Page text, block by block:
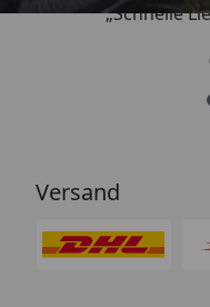
„Schnelle
Versand